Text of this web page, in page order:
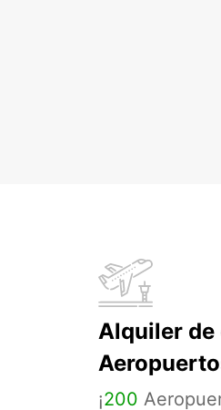
Alquiler de
¡200